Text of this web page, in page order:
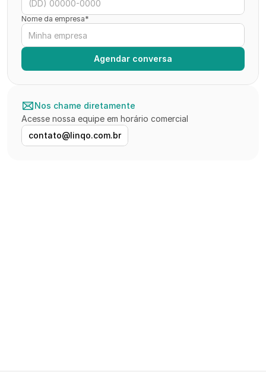
Nome da empresa*
Agendar conversa
Nos chame diretamente
Acesse nossa equipe em horário comercial
contato@linqo.com.br